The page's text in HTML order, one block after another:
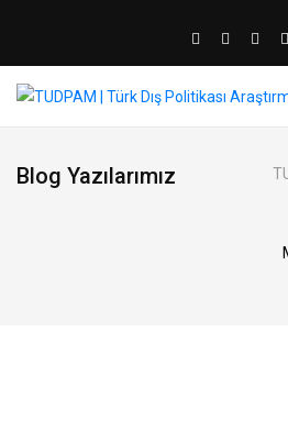
Blog Yazılarımız